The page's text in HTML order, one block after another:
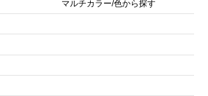
マルチカラー/色から探す